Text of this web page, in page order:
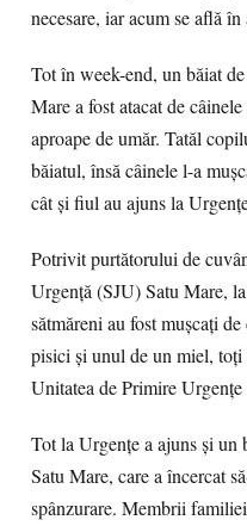
necesare, iar acum se află
Tot în week-end, un băiat
Mare a fost atacat de
aproape de umăr. Tatăl
băiatul, însă câinele l-a
cât şi fiul au ajuns la
Potrivit purtătorului de
Urgenţă (SJU) Satu Mare,
sătmăreni au fost muşcaţi
pisici şi unul de un miel,
Unitatea de Primire
Tot la Urgenţe a ajuns şi un
Satu Mare, care a încercat
spânzurare. Membrii